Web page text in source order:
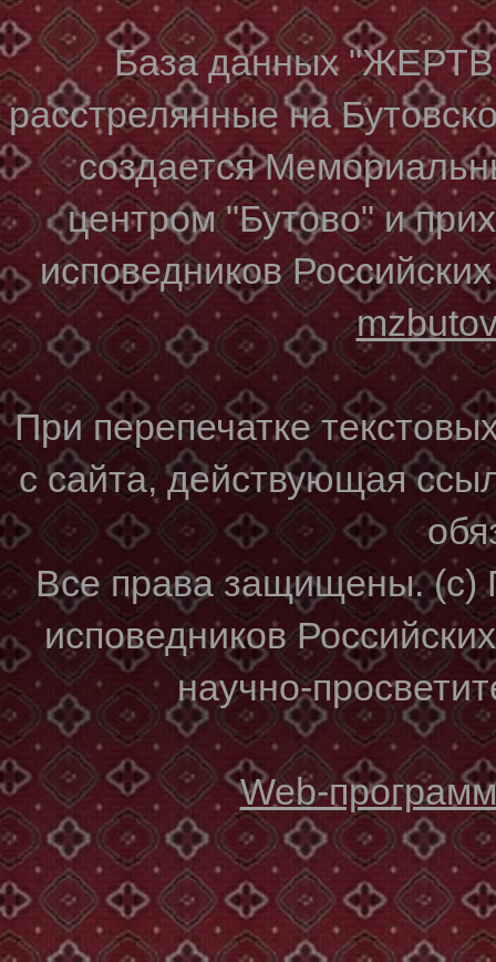
База данных
расстрелянные на
создается
центром "Бутово" и
исповедников
При перепечатке
с сайта, действующая
Все права защищены. (с)
исповедников
научно-
Web-